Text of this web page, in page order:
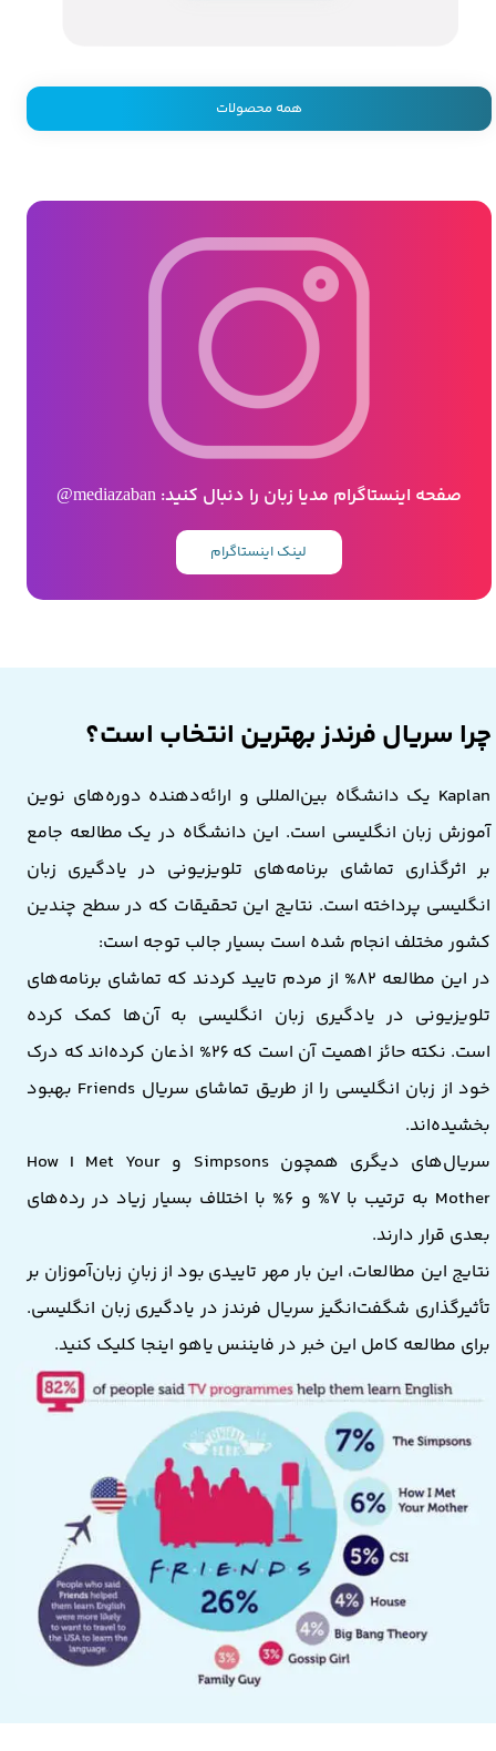
همه محصولات
صفحه اینستاگرام مدیا زبان را دنبال کنید: mediazaban@
لینک اینستاگرام
چرا سریال فرندز بهترین انتخاب است؟
Kaplan یک دانشگاه بین‌المللی و ارائه‌دهنده دوره‌های نوین
آموزش زبان انگلیسی است. این دانشگاه در یک مطالعه جامع
بر اثرگذاری تماشای برنامه‌های تلویزیونی در یادگیری زبان
انگلیسی پرداخته است. نتایج این تحقیقات که در سطح چندین
کشور مختلف انجام شده است بسیار جالب توجه است:
در این مطالعه 82% از مردم تایید کردند که تماشای برنامه‌های
تلویزیونی در یادگیری زبان انگلیسی به آن‌ها کمک کرده
است. نکته حائز اهمیت آن است که 26% اذعان کرده‌اند که درک
خود از زبان انگلیسی را از طریق تماشای سریال Friends بهبود
بخشیده‌اند.
سریال‌های دیگری همچون Simpsons و How I Met Your
Mother به ترتیب با ۷% و ۶% با اختلاف بسیار زیاد در رده‌های
بعدی قرار دارند.
نتایج این مطالعات، این بار مهر تاییدی بود از زبانِ زبان‌آموزان بر
تأثیرگذاری شگفت‌انگیز سریال فرندز در یادگیری زبان انگلیسی.
برای مطالعه کامل این خبر در فایننس ​​​​​​​یاهو اینجا کلیک کنید.